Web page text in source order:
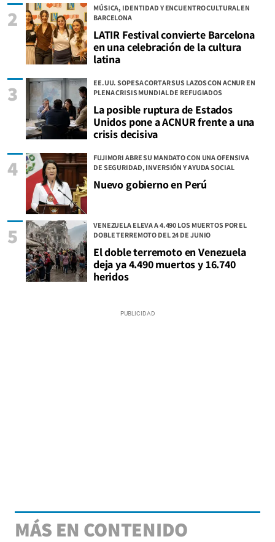
MÚSICA, IDENTIDAD Y ENCUENTRO CULTURAL EN
BARCELONA
LATIR Festival convierte Barcelona
en una celebración de la cultura
latina
2
EE.UU. SOPESA CORTAR SUS LAZOS CON ACNUR EN
PLENA CRISIS MUNDIAL DE REFUGIADOS
La posible ruptura de Estados
Unidos pone a ACNUR frente a una
crisis decisiva
3
FUJIMORI ABRE SU MANDATO CON UNA OFENSIVA
DE SEGURIDAD, INVERSIÓN Y AYUDA SOCIAL
Nuevo gobierno en Perú
4
VENEZUELA ELEVA A 4.490 LOS MUERTOS POR EL
DOBLE TERREMOTO DEL 24 DE JUNIO
El doble terremoto en Venezuela
deja ya 4.490 muertos y 16.740
heridos
5
MÁS EN CONTENIDO